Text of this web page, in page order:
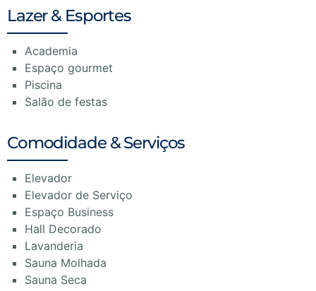
Lazer & Esportes
Academia
Espaço gourmet
Piscina
Salão de festas
Comodidade & Serviços
Elevador
Elevador de Serviço
Espaço Business
Hall Decorado
Lavanderia
Sauna Molhada
Sauna Seca